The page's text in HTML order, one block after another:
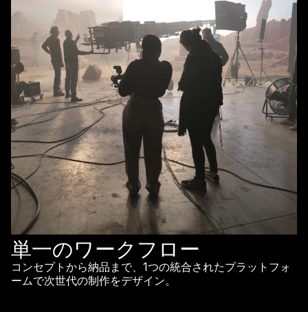
単一のワークフロー
コンセプトから納品まで、1つの統合されたプラットフォ
ームで次世代の制作をデザイン。